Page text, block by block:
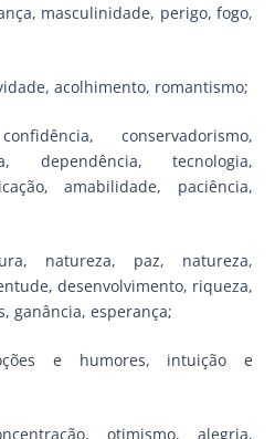
masculinidade, perigo, fogo,
acolhimento, romantismo;
conservadorismo,
dependência, tecnologia,
amabilidade, paciência,
natureza, paz, natureza,
desenvolvimento, riqueza,
ganância, esperança;
e humores, intuição e
otimismo, alegria,